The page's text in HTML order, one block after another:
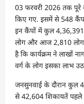
03 फरवरी 2026 तक
किए गए. इसमें से 548
इन कैंपों में कुल 4,36,391
लोग और आज 2,810 लोग
है कि कार्यक्रम ने लाखों
वर्ग के लोग इसका लाभ
जनसुनवाई के दौरान कुल
से 42,604 शिकायतें पहले